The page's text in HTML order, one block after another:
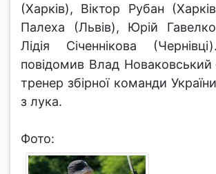
(Харків), Віктор Рубан
Палеха (Львів), Юрій
Лідія Січеннікова
повідомив Влад Новаковський
тренер збірної команди
з лука.
Фото: